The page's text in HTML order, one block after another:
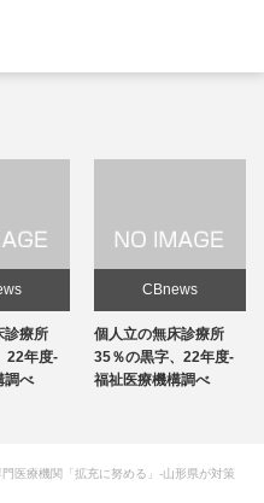
診療所
22年度-
調べ
CBnews
個人立の無床診療所
35％の黒字、22年度-
福祉医療機構調べ
医療機関「拡充に努める」-山形県が対策